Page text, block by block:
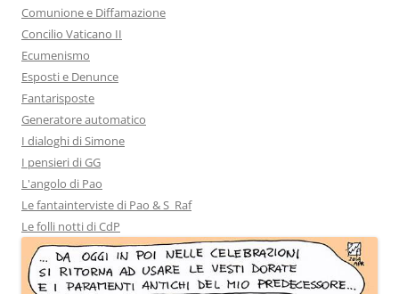
Comunione e Diffamazione
Concilio Vaticano II
Ecumenismo
Esposti e Denunce
Fantarisposte
Generatore automatico
I dialoghi di Simone
I pensieri di GG
L'angolo di Pao
Le fantainterviste di Pao & S_Raf
Le folli notti di CdP